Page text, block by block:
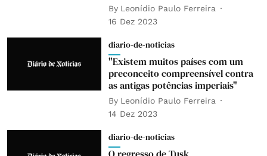
By Leonídio Paulo Ferreira
16 Dez 2023
diario-de-noticias
"Existem muitos países com um
preconceito compreensível contra
as antigas potências imperiais"
By Leonídio Paulo Ferreira
14 Dez 2023
diario-de-noticias